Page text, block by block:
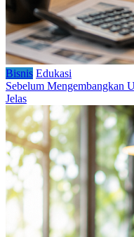
Bisnis Edukasi
Sebelum Mengembangkan
Jelas